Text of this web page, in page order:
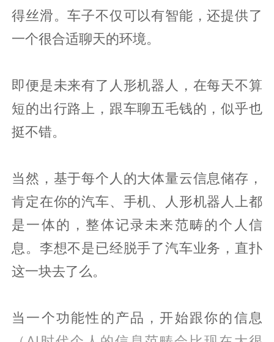
得丝滑。车子不仅可以有智能，还提供了
一个很合适聊天的环境。
即便是未来有了人形机器人，在每天不算
短的出行路上，跟车聊五毛钱的，似乎也
挺不错。
当然，基于每个人的大体量云信息储存，
肯定在你的汽车、手机、人形机器人上都
是一体的，整体记录未来范畴的个人信
息。李想不是已经脱手了汽车业务，直扑
这一块去了么。
当一个功能性的产品，开始跟你的信息